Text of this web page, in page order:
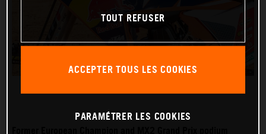
TOUT REFUSER
ACCEPTER TOUS LES COOKIES
PARAMÉTRER LES COOKIES